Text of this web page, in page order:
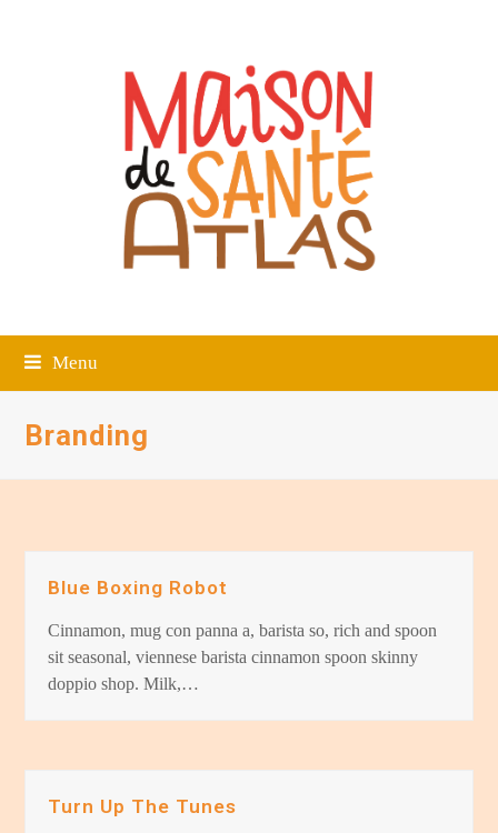
Menu
Branding
Blue Boxing Robot
Cinnamon, mug con panna a, barista so, rich and spoon
sit seasonal, viennese barista cinnamon spoon skinny
doppio shop. Milk,…
Turn Up The Tunes